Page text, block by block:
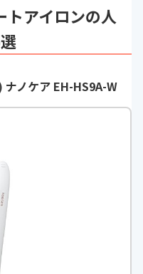
トアイロンの人
ノケア EH-HS9A-W